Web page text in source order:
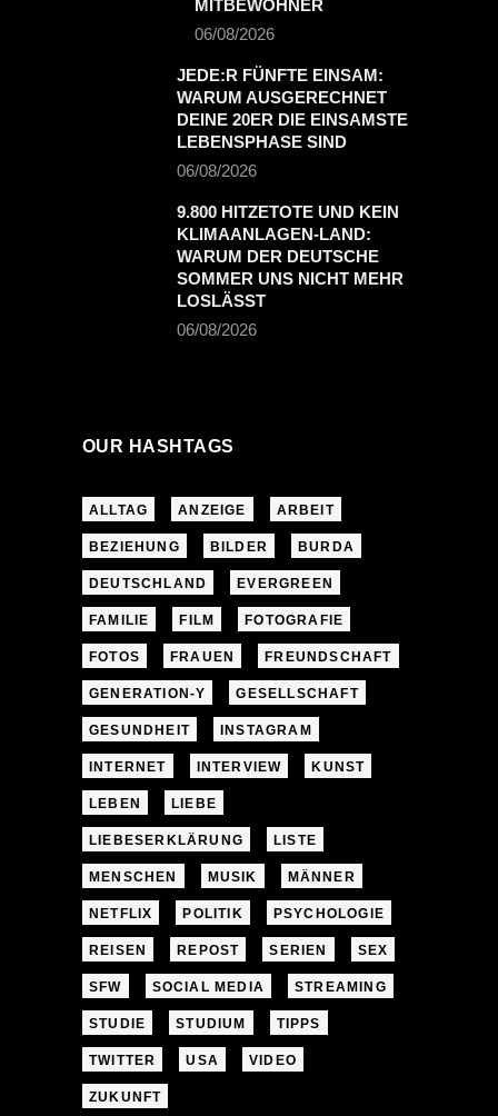
MITBEWOHNER
06/08/2026
JEDE:R FÜNFTE EINSAM:
WARUM AUSGERECHNET
DEINE 20ER DIE EINSAMSTE
LEBENSPHASE SIND
06/08/2026
9.800 HITZETOTE UND KEIN
KLIMAANLAGEN-LAND:
WARUM DER DEUTSCHE
SOMMER UNS NICHT MEHR
LOSLÄSST
06/08/2026
OUR HASHTAGS
ALLTAG ANZEIGE ARBEIT
BEZIEHUNG BILDER BURDA
DEUTSCHLAND EVERGREEN
FAMILIE FILM FOTOGRAFIE
FOTOS FRAUEN FREUNDSCHAFT
GENERATION-Y GESELLSCHAFT
GESUNDHEIT INSTAGRAM
INTERNET INTERVIEW KUNST
LEBEN LIEBE
LIEBESERKLÄRUNG LISTE
MENSCHEN MUSIK MÄNNER
NETFLIX POLITIK PSYCHOLOGIE
REISEN REPOST SERIEN SEX
SFW SOCIAL MEDIA STREAMING
STUDIE STUDIUM TIPPS
TWITTER USA VIDEO
ZUKUNFT